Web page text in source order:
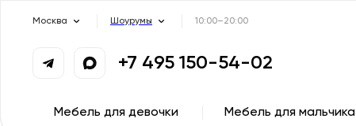
Москва Шоурумы 10:00–20:00
+7 495 150-54-02
Мебель для девочки Мебель для мальчика